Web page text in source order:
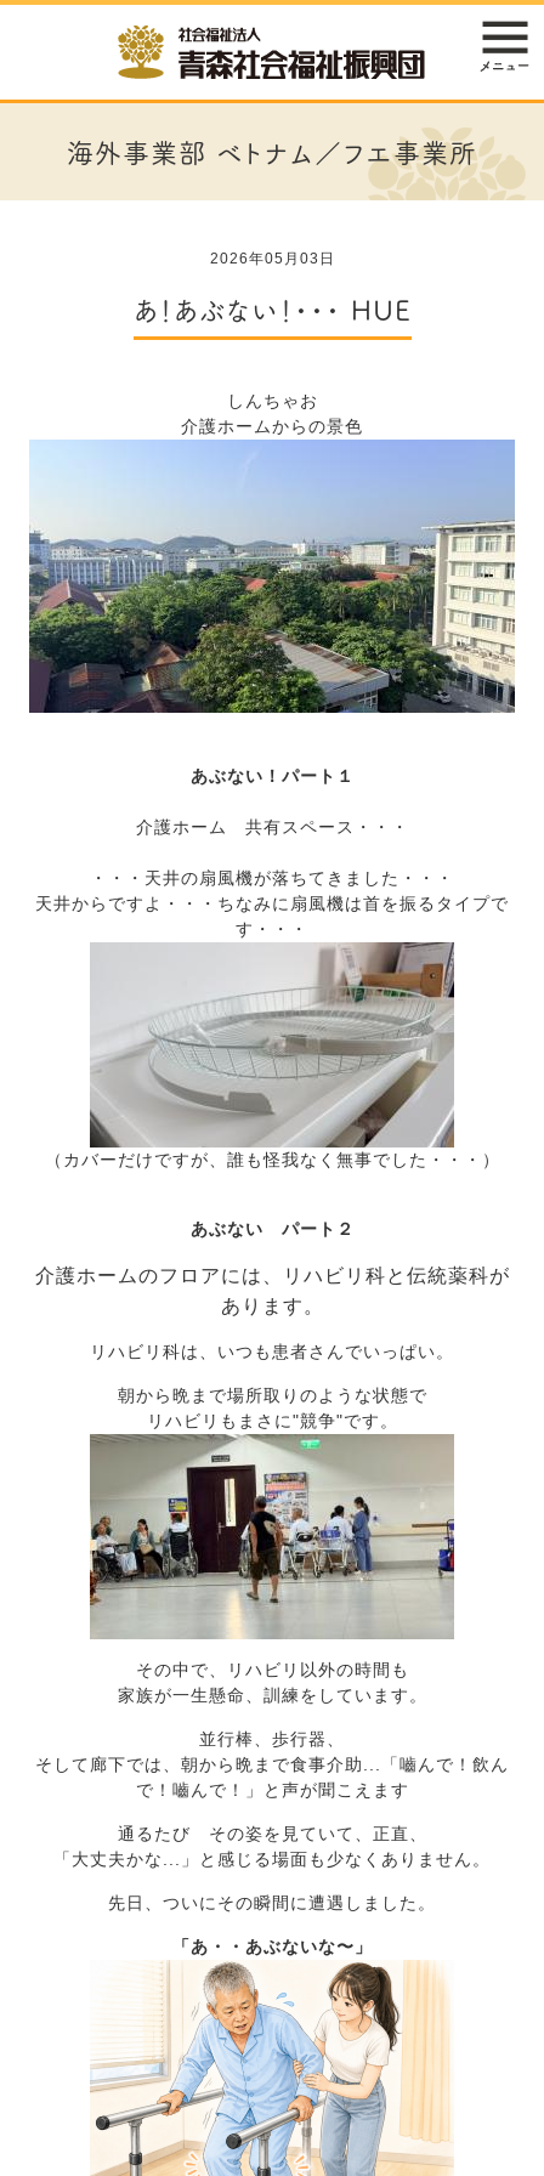
海外事業部 ベトナム／フエ事業所
2026年05月03日
あ！あぶない！・・・ HUE
しんちゃお
介護ホームからの景色
あぶない！パート１
介護ホーム 共有スペース・・・
・・・天井の扇風機が落ちてきました・・・
天井からですよ・・・ちなみに扇風機は首を振るタイプで
す・・・
（カバーだけですが、誰も怪我なく無事でした・・・）
あぶない パート２
介護ホームのフロアには、リハビリ科と伝統薬科が
あります。
リハビリ科は、いつも患者さんでいっぱい。
朝から晩まで場所取りのような状態で
リハビリもまさに"競争"です。
その中で、リハビリ以外の時間も
家族が一生懸命、訓練をしています。
並行棒、歩行器、
そして廊下では、朝から晩まで食事介助...「嚙んで！飲ん
で！嚙んで！」と声が聞こえます
通るたび その姿を見ていて、正直、
「大丈夫かな...」と感じる場面も少なくありません。
先日、ついにその瞬間に遭遇しました。
「あ・・あぶないな〜」